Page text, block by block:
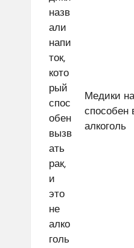
записям
Медики
способен
алкоголь